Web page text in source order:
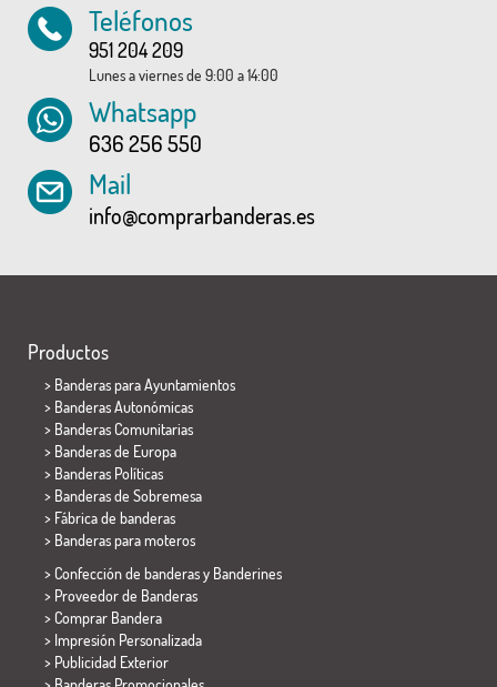
Teléfonos
951 204 209
Lunes a viernes de 9:00 a 14:00
Whatsapp
636 256 550
Mail
info@comprarbanderas.es
Productos
> Banderas para Ayuntamientos
> Banderas Autonómicas
> Banderas Comunitarias
> Banderas de Europa
> Banderas Políticas
> Banderas de Sobremesa
> Fábrica de banderas
> Banderas para moteros
> Confección de banderas y Banderines
> Proveedor de Banderas
> Comprar Bandera
> Impresión Personalizada
> Publicidad Exterior